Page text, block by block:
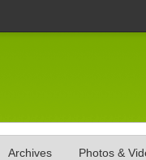
Archives Photos &